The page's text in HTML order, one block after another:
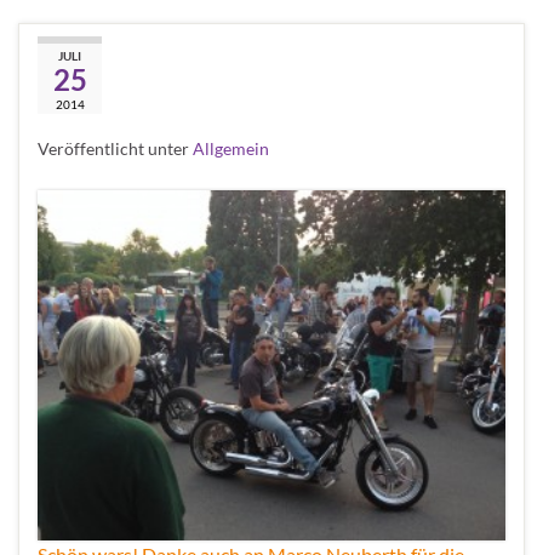
JULI
25
2014
Veröffentlicht unterAllgemein